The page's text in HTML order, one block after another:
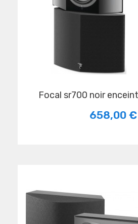
focal sr700 noir
658,00 €